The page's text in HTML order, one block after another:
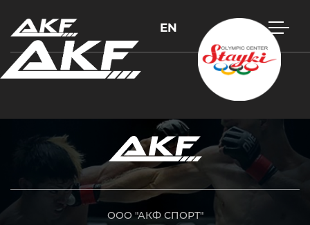
EN
ООО "АКФ СПОРТ"
Нажмите Enter для поиска или Esc, чтобы закрыть